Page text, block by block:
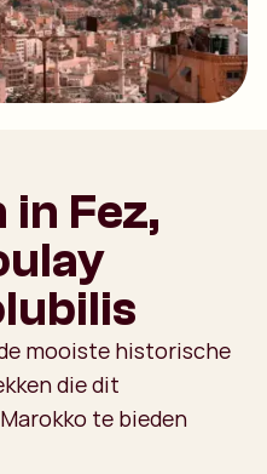
Fez,
mooiste historische
die dit
te bieden